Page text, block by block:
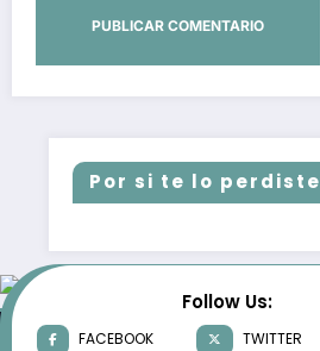
Por si te lo perdiste
Follow Us:
FACEBOOK TWITTER